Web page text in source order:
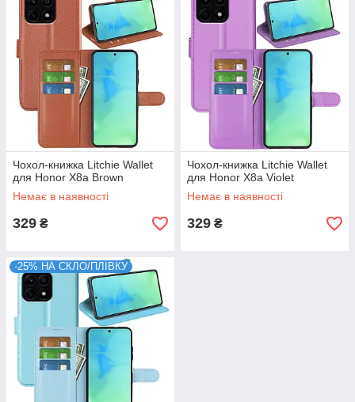
Чохол-книжка Litchie Wallet
для Honor X8a Brown
Немає в наявності
329 ₴
Чохол-книжка Litchie Wallet
для Honor X8a Violet
Немає в наявності
329 ₴
-25% НА СКЛО/ПЛІВКУ